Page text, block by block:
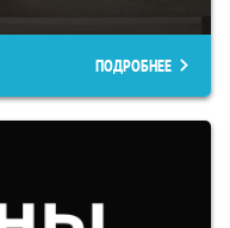
ПОДРОБНЕЕ